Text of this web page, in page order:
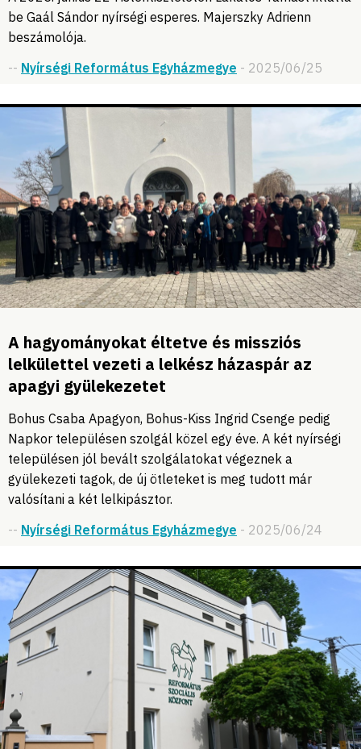
be Gaál Sándor nyírségi esperes. Majerszky Adrienn
beszámolója.
-- Nyírségi Református Egyházmegye - 2025/06/25
A hagyományokat éltetve és missziós
lelkülettel vezeti a lelkész házaspár az
apagyi gyülekezetet
Bohus Csaba Apagyon, Bohus-Kiss Ingrid Csenge pedig
Napkor településen szolgál közel egy éve. A két nyírségi
településen jól bevált szolgálatokat végeznek a
gyülekezeti tagok, de új ötleteket is meg tudott már
valósítani a két lelkipásztor.
-- Nyírségi Református Egyházmegye - 2025/06/24